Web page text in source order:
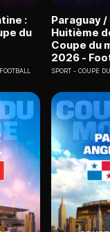
:
du
Paraguay /
Huitième
Coupe du
2026 -
SPORT COUPE